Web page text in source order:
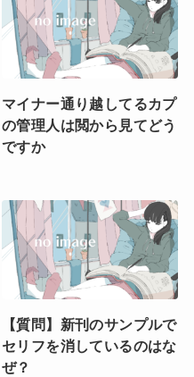
マイナー通り越してるカプ
の管理人は閲から見てどう
ですか
【質問】新刊のサンプルで
セリフを消しているのはな
ぜ？